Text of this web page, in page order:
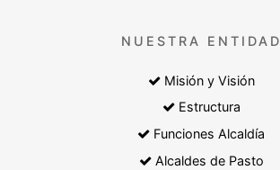
NUESTRA ENTIDAD
Misión y Visión
Estructura
Funciones Alcaldía
Alcaldes de Pasto